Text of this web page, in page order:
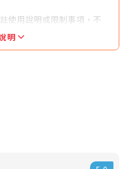
使用說明或限制事項，不
）限發送一個聯絡人E-
各供應商於官網有不定
期或有標示使用效期產
（本網當初開立之旅行業
明